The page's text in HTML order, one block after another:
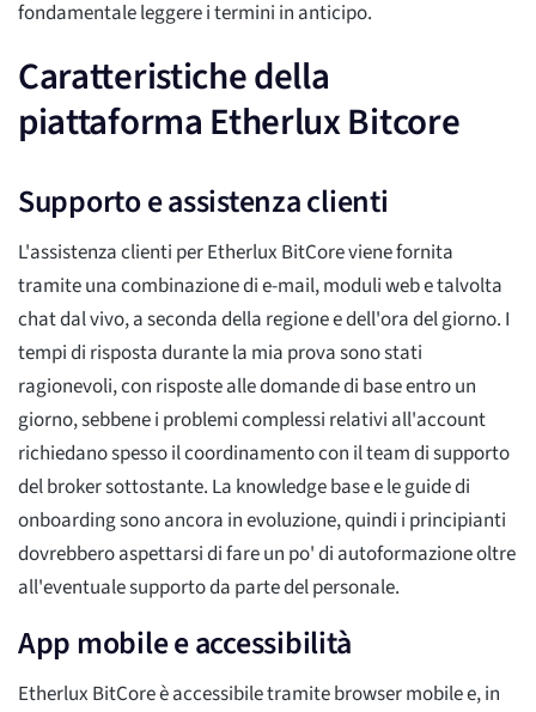
fondamentale leggere i termini in anticipo.
Caratteristiche della
piattaforma Etherlux Bitcore
Supporto e assistenza clienti
L'assistenza clienti per Etherlux BitCore viene fornita
tramite una combinazione di e-mail, moduli web e talvolta
chat dal vivo, a seconda della regione e dell'ora del giorno. I
tempi di risposta durante la mia prova sono stati
ragionevoli, con risposte alle domande di base entro un
giorno, sebbene i problemi complessi relativi all'account
richiedano spesso il coordinamento con il team di supporto
del broker sottostante. La knowledge base e le guide di
onboarding sono ancora in evoluzione, quindi i principianti
dovrebbero aspettarsi di fare un po' di autoformazione oltre
all'eventuale supporto da parte del personale.
App mobile e accessibilità
Etherlux BitCore è accessibile tramite browser mobile e, in